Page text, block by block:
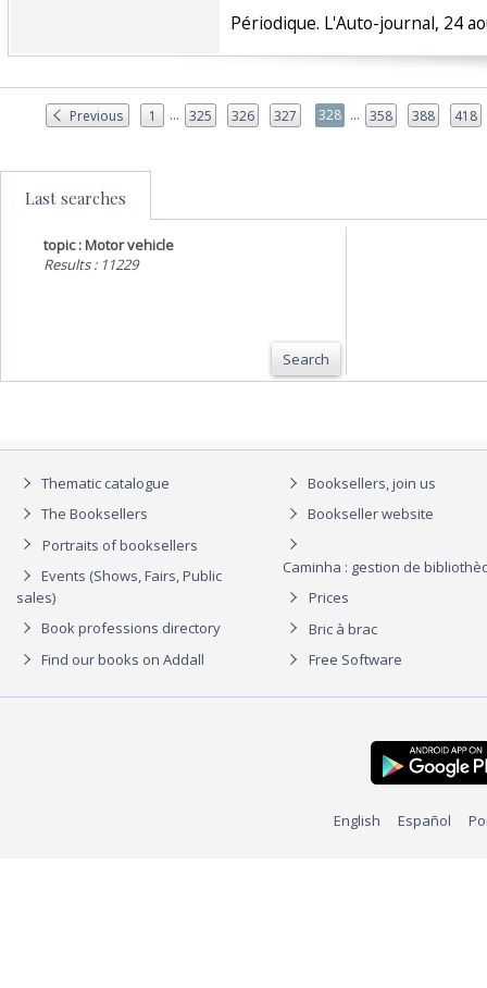
‎Périodique. L'Auto-journal, 24
Previous 1 ... 325 326 327 328 ... 358 388 418
Last searches
topic : Motor vehicle
Results : 11229
Search
Thematic catalogue
The Booksellers
Portraits of booksellers
Events (Shows, Fairs, Public
sales)
Book professions directory
Find our books on Addall
Booksellers, join us
Bookseller website
Caminha : gestion de
Prices
Bric à brac
Free Software
English Español